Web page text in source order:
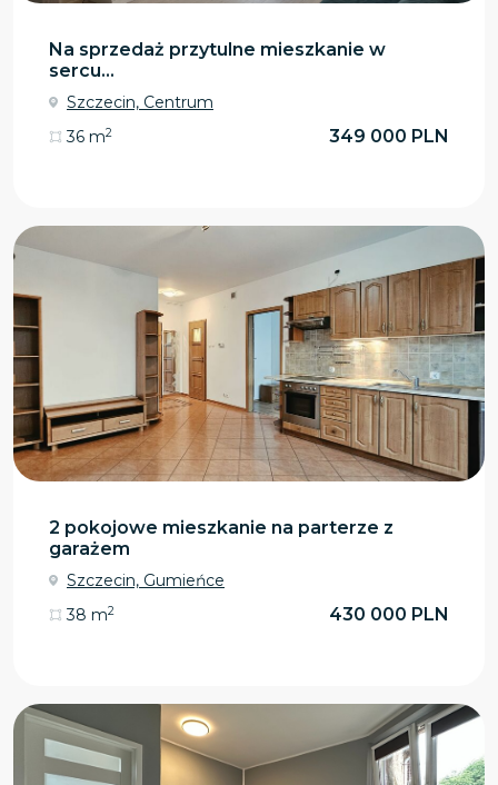
Na sprzedaż przytulne mieszkanie w
sercu...
Szczecin, Centrum
36 m2 349 000 PLN
2 pokojowe mieszkanie na parterze z
garażem
Szczecin, Gumieńce
38 m2 430 000 PLN